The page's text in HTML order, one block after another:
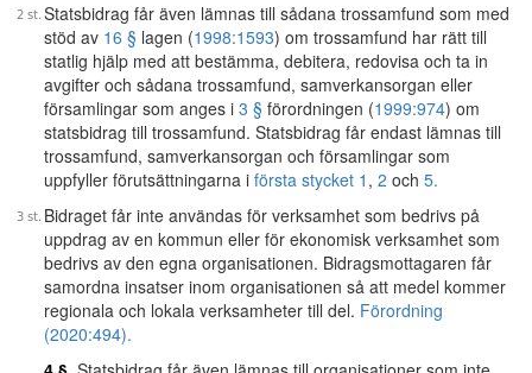
Statsbidrag får även lämnas till sådana trossamfund som med
stöd av 16 § lagen (1998:1593) om trossamfund har rätt till
statlig hjälp med att bestämma, debitera, redovisa och ta in
avgifter och sådana trossamfund, samverkansorgan eller
församlingar som anges i 3 § förordningen (1999:974) om
statsbidrag till trossamfund. Statsbidrag får endast lämnas till
trossamfund, samverkansorgan och församlingar som
uppfyller förutsättningarna i första stycket 1 , 2 och 5.
Bidraget får inte användas för verksamhet som bedrivs på
uppdrag av en kommun eller för ekonomisk verksamhet som
bedrivs av den egna organisationen. Bidragsmottagaren får
samordna insatser inom organisationen så att medel kommer
regionala och lokala verksamheter till del. Förordning
(2020:494).